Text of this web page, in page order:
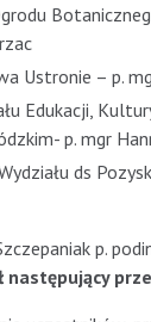
Ustronie – p.
Edukacji,
p. mgr
ds
p.
następujący